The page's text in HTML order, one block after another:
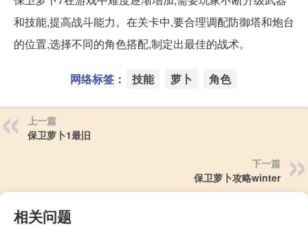
和技能,提高战斗能力。在关卡中,要合理调配防御塔和炮台
的位置,选择不同的角色搭配,制定出最佳的战术。
网络标签： 技能 萝卜 角色
上一篇
保卫萝卜1最旧
下一篇
保卫萝卜攻略winter
相关问题